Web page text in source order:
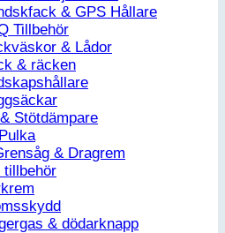
& GPS Hållare
Tillbehör
& Lådor
& räcken
Stötdämpare
& Dragrem
tillbehör
& dödarknapp